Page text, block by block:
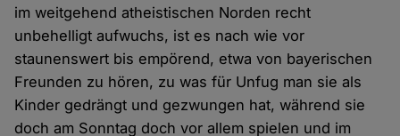
im weitgehend atheistischen Norden recht
unbehelligt aufwuchs, ist es nach wie vor
staunenswert bis empörend, etwa von bayerischen
Freunden zu hören, zu was für Unfug man sie als
Kinder gedrängt und gezwungen hat, während sie
doch am Sonntag doch vor allem spielen und im